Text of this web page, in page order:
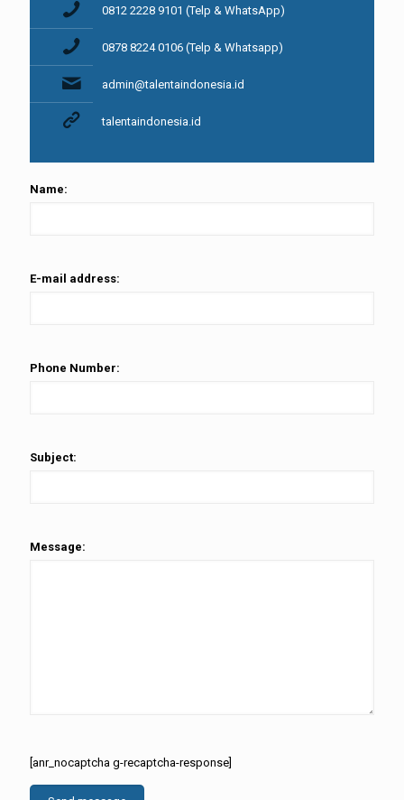
0812 2228 9101 (Telp & WhatsApp)
0878 8224 0106 (Telp & Whatsapp)
admin@talentaindonesia.id
talentaindonesia.id
Name:
E-mail address:
Phone Number:
Subject:
Message:
[anr_nocaptcha g-recaptcha-response]